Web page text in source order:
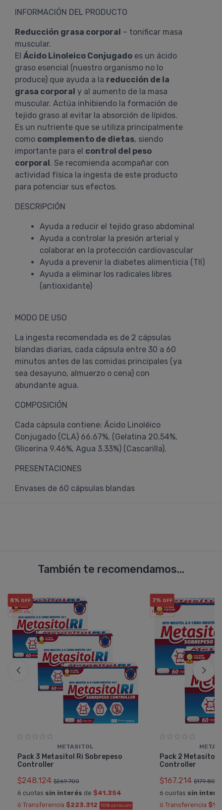
INFORMACIÓN DEL PRODUCTO
Reducción grasa corporal – tonificar masa
muscular.
El Ácido Linoleico Conjugado es un ácido
graso esencial (nuestro organismo no lo
produce) que ayuda a la reducción de la
grasa corporal y al aumento de la masa
muscular. Actúa inhibiendo la formación de
tejido graso al evitar la absorción de lípidos.
Es un nutriente que se utiliza principalmente
como complemento de dietas, siendo
importante para el control del peso
corporal. Se recomienda acompañar con
actividad física la ingesta de este producto
para potenciar sus efectos.
DESCRIPCIÓN
Ayuda a reducir el tejido graso abdominal
Ayuda a controlar la presión arterial y
colaborar en la protección cardiovascular
Ayuda a prevenir la diabetes alimenticia (TII)
Ayuda a eliminar los radicales libres
(antioxidante)
MODO DE USO
La ingesta recomendada es de 2 cápsulas
blandas diarias, cada cápsula entre 30 a 60
minutos antes de las comidas principales (ya
sea desayuno, almuerzo o cena) con
abundante agua.
COMPOSICIÓN
Cada cápsula contiene: Ácido Linoléico
Conjugado (CLA) 66.67%, (Gelatina 20.54%,
Glicerina 9.46%, Agua 3.33%) (Cascarilla).
PRESENTACIONES
Envases de 60 cápsulas blandas
También te recomendamos...
8% OFF
PACK x3u.
METASITOL
Pack 3 Metasitol Ri Sobrepeso
Controller
$248.124 $269.700
6 cuotas sin interés de $41.354
ó Transferencia $223.312 10% EXTRA OFF
7% OFF
PACK x2u.
Pack 2 Metasitol
Controller
$167.214 $179.800
6 cuotas sin
ó Transferencia